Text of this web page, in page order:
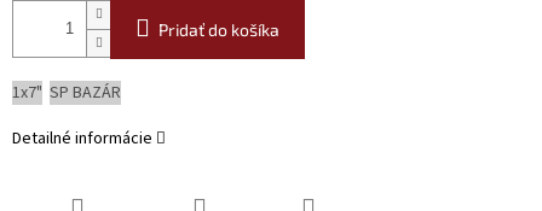
Pridať do košíka
1x7" SP BAZÁR
Detailné informácie